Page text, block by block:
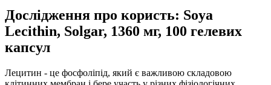
Дослідження про користь: Soya
Lecithin, Solgar, 1360 мг, 100 гелевих
капсул
Лецитин - це фосфоліпід, який є важливою складовою